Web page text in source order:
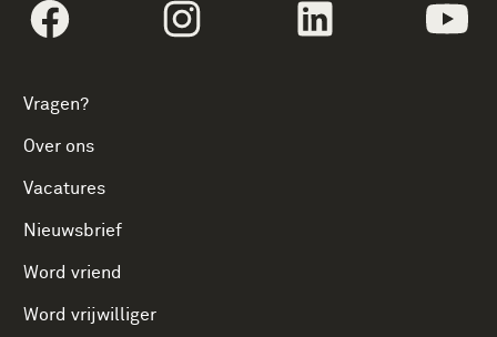
volgtekstFacebookvolgtekstInstagramvolgtekstLinkedin
Vragen?
Over ons
Vacatures
Nieuwsbrief
Word vriend
Word vrijwilliger